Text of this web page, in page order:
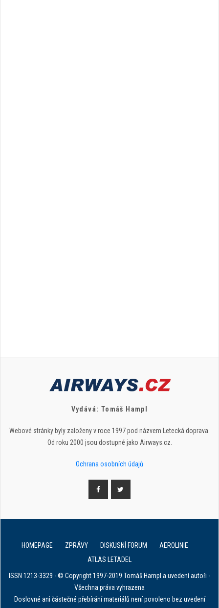
Vydává: Tomáš Hampl
Webové stránky byly založeny v roce 1997 pod názvem Letecká doprava.
Od roku 2000 jsou dostupné jako Airways.cz.
Ochrana osobních údajů
HOMEPAGE ZPRÁVY DISKUSNÍ FORUM
AEROLINIE
ATLAS LETADEL
ISSN 1213-3329 - © Copyright 1997-2019 Tomáš Hampl a uvedení autoři -
Všechna práva vyhrazena
Doslovné ani částečné přebírání materiálů není povoleno bez uvedení